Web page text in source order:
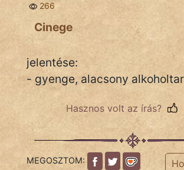
Szállóigék
Szóláscsoportok
Szólások
Tréfás
IRODALOM
266
Cinege
jelentése:
- gyenge, alacsony
Hasznos volt az írás?
MEGOSZTOM: